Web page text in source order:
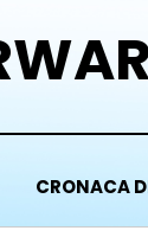
CRONACA